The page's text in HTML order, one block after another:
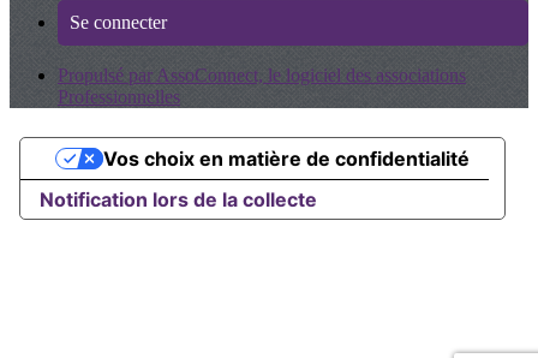
Se connecter
Propulsé par AssoConnect, le logiciel des associations
Professionnelles
Notification lors de la collecte
Vos choix en matière de confidentialité